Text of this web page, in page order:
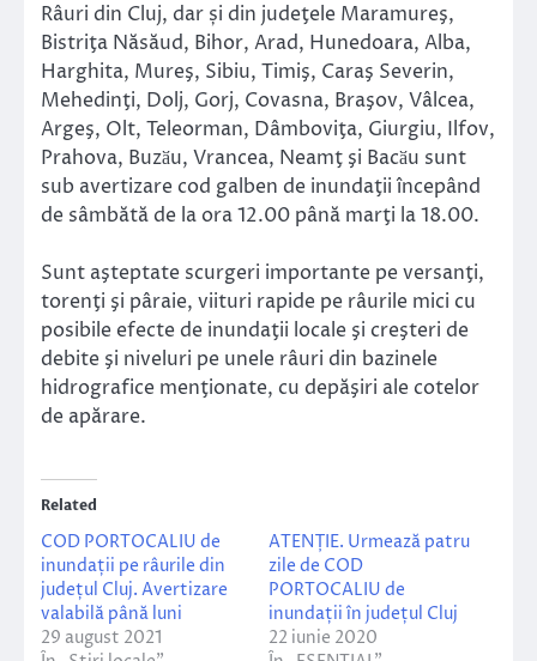
Râuri din Cluj, dar și din judeţele Maramureş,
Bistriţa Năsăud, Bihor, Arad, Hunedoara, Alba,
Harghita, Mureş, Sibiu, Timiş, Caraş Severin,
Mehedinţi, Dolj, Gorj, Covasna, Braşov, Vâlcea,
Argeş, Olt, Teleorman, Dâmboviţa, Giurgiu, Ilfov,
Prahova, Buzӑu, Vrancea, Neamţ şi Bacӑu sunt
sub avertizare cod galben de inundaţii începând
de sâmbătă de la ora 12.00 până marţi la 18.00.
Sunt aşteptate scurgeri importante pe versanţi,
torenţi şi pâraie, viituri rapide pe râurile mici cu
posibile efecte de inundaţii locale şi creşteri de
debite şi niveluri pe unele râuri din bazinele
hidrografice menţionate, cu depăşiri ale cotelor
de apărare.
Related
COD PORTOCALIU de
inundații pe râurile din
județul Cluj. Avertizare
valabilă până luni
29 august 2021
ATENȚIE. Urmează patru
zile de COD
PORTOCALIU de
inundații în județul Cluj
22 iunie 2020